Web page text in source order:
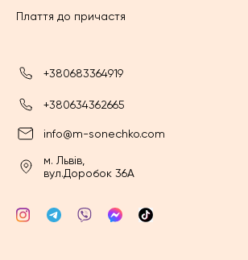
Плаття до причастя
+380683364919
+380634362665
info@m-sonechko.com
м. Львів,
вул.Доробок 36А